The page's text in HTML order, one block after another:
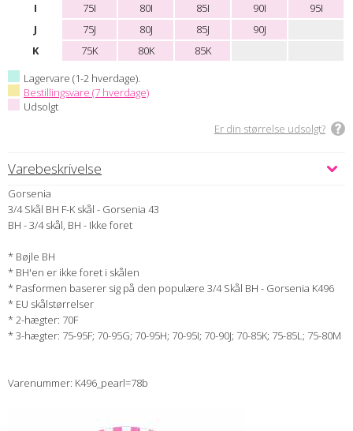
I
75I 80I 85I 90I
95I
J
75J 80J 85J
90J
K
75K 80K
85K
Lagervare (1-2 hverdage).
Bestillingsvare (7 hverdage)
Udsolgt
Er din størrelse udsolgt?
Varebeskrivelse
Gorsenia
3/4 Skål BH F-K skål - Gorsenia 43
BH - 3/4 skål, BH - Ikke foret
* Bøjle BH
* BH'en er ikke foret i skålen
* Pasformen baserer sig på den populære 3/4 Skål BH - Gorsenia K496
* EU skålstørrelser
* 2-hægter: 70F
* 3-hægter: 75-95F; 70-95G; 70-95H; 70-95I; 70-90J; 70-85K; 75-85L; 75-80M
Varenummer: K496_pearl=78b